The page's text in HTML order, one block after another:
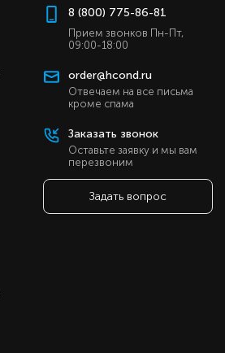
8 (800) 775-86-81
Прием звонков Пн-Пт,
09:00-18:00
order@hcond.ru
Отвечаем на все письма
кроме спама
Заказать звонок
Оставьте заявку и мы вам
перезвоним
Задать вопрос